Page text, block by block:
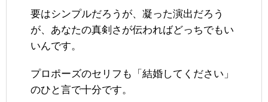
要はシンプルだろうが、凝った演出だろう
が、あなたの真剣さが伝わればどっちでもい
いんです。
プロポーズのセリフも「結婚してください」
のひと言で十分です。